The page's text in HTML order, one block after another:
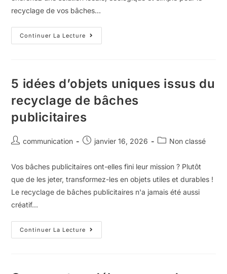
recyclage de vos bâches…
Continuer La Lecture
5 idées d’objets uniques issus du
recyclage de bâches
publicitaires
communication janvier 16, 2026 Non classé
Vos bâches publicitaires ont-elles fini leur mission ? Plutôt
que de les jeter, transformez-les en objets utiles et durables !
Le recyclage de bâches publicitaires n'a jamais été aussi
créatif…
Continuer La Lecture